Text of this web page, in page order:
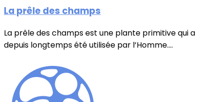
La prêle des champs
La prêle des champs est une plante primitive qui a
depuis longtemps été utilisée par l’Homme....